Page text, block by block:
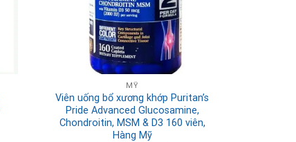
MỸ
Viên uống bổ xương khớp Puritan’s
Pride Advanced Glucosamine,
Chondroitin, MSM & D3 160 viên,
Hàng Mỹ